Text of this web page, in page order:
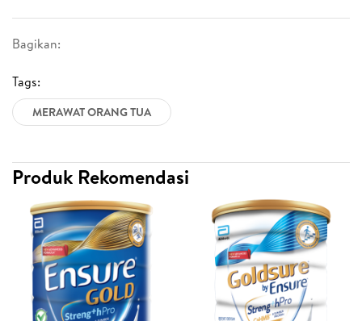
Bagikan:
Tags:
MERAWAT ORANG TUA
Produk Rekomendasi